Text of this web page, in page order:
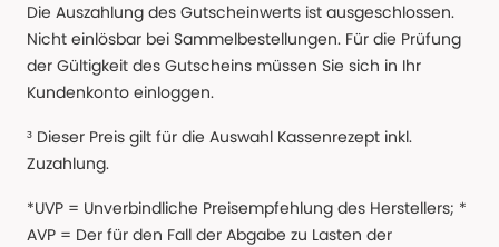
Die Auszahlung des Gutscheinwerts ist ausgeschlossen.
Nicht einlösbar bei Sammelbestellungen. Für die Prüfung
der Gültigkeit des Gutscheins müssen Sie sich in Ihr
Kundenkonto einloggen.
³ Dieser Preis gilt für die Auswahl Kassenrezept inkl.
Zuzahlung.
*UVP = Unverbindliche Preisempfehlung des Herstellers; *
AVP = Der für den Fall der Abgabe zu Lasten der